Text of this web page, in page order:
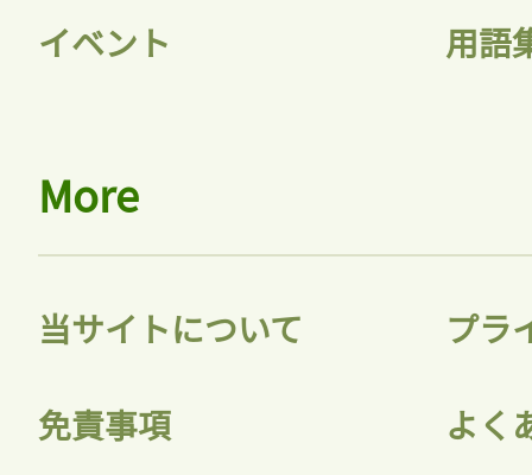
記事をお気に入
ログ
会員
イベント 用語
More
当サイトについて プラ
免責事項 よく